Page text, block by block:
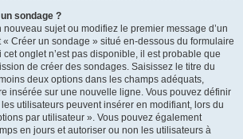
sondage ?
sujet ou modifiez le premier message d’un
« Créer un sondage » situé en-dessous du formulaire
onglet n’est pas disponible, il est probable que
de créer des sondages. Saisissez le titre du
deux options dans les champs adéquats,
insérée sur une nouvelle ligne. Vous pouvez définir
les utilisateurs peuvent insérer en modifiant, lors du
par utilisateur ». Vous pouvez également
en jours et autoriser ou non les utilisateurs à